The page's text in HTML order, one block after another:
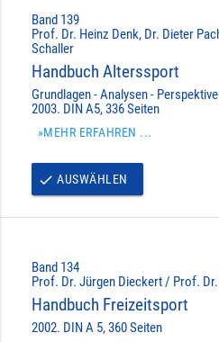
Band 139
Prof. Dr. Heinz Denk, Dr. Dieter
Schaller
Handbuch Alterssport
Grundlagen - Analysen -
2003. DIN A5, 336 Seiten
»MEHR ERFAHREN ...
done AUSWÄHLEN
Band 134
Prof. Dr. Jürgen Dieckert / Prof.
Handbuch Freizeitsport
2002. DIN A 5, 360 Seiten